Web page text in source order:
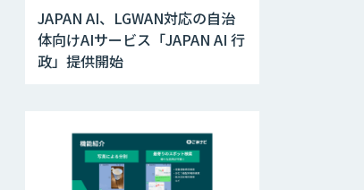
JAPAN AI、LGWAN対応の自治
体向けAIサービス「JAPAN AI 行
政」提供開始